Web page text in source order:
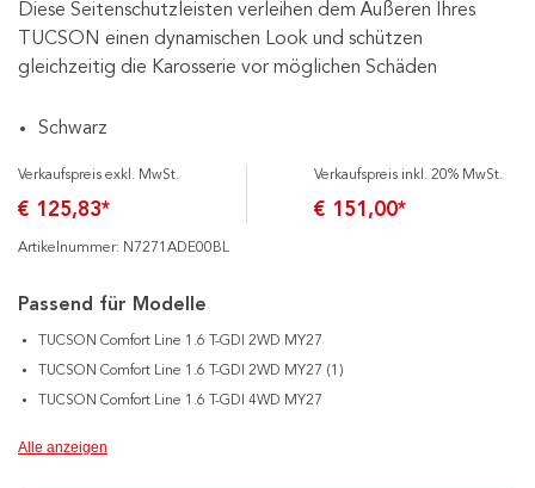
Diese Seitenschutzleisten verleihen dem Äußeren Ihres
TUCSON einen dynamischen Look und schützen
gleichzeitig die Karosserie vor möglichen Schäden
Schwarz
Verkaufspreis exkl. MwSt.
€ 125,83*
Verkaufspreis inkl. 20% MwSt.
€ 151,00*
Artikelnummer: N7271ADE00BL
Passend für Modelle
TUCSON Comfort Line 1.6 T-GDI 2WD MY27
TUCSON Comfort Line 1.6 T-GDI 2WD MY27 (1)
TUCSON Comfort Line 1.6 T-GDI 4WD MY27
Alle anzeigen